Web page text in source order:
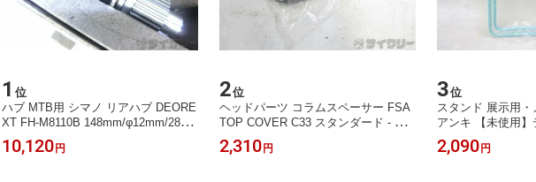
1 位
ハブ MTB用 シマノ リアハブ DEORE
XT FH-M8110B 148mm/φ12mm/28H/
マイクロスプライン - 中古
10,120 円
2位
ヘッドパーツ コラムスペーサー FSA
TOP COVER C33 スタンダード - 中
古
2,310 円
3位
スタンド 展示用
アンキ 【未使用
ンド チェレステ -
2,090 円